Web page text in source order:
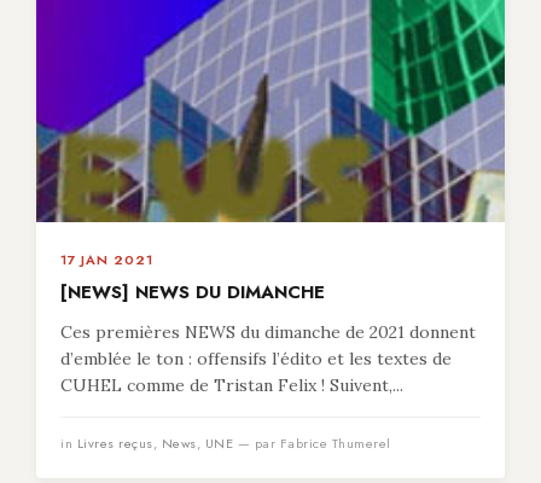
17 JAN 2021
[NEWS] NEWS DU DIMANCHE
Ces premières NEWS du dimanche de 2021 donnent
d’emblée le ton : offensifs l’édito et les textes de
CUHEL comme de Tristan Felix ! Suivent,...
in Livres reçus, News, UNE — par Fabrice Thumerel